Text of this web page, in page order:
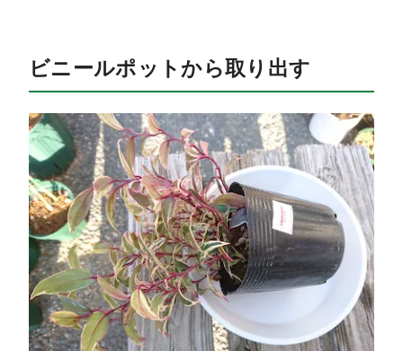
ビニールポットから取り出す